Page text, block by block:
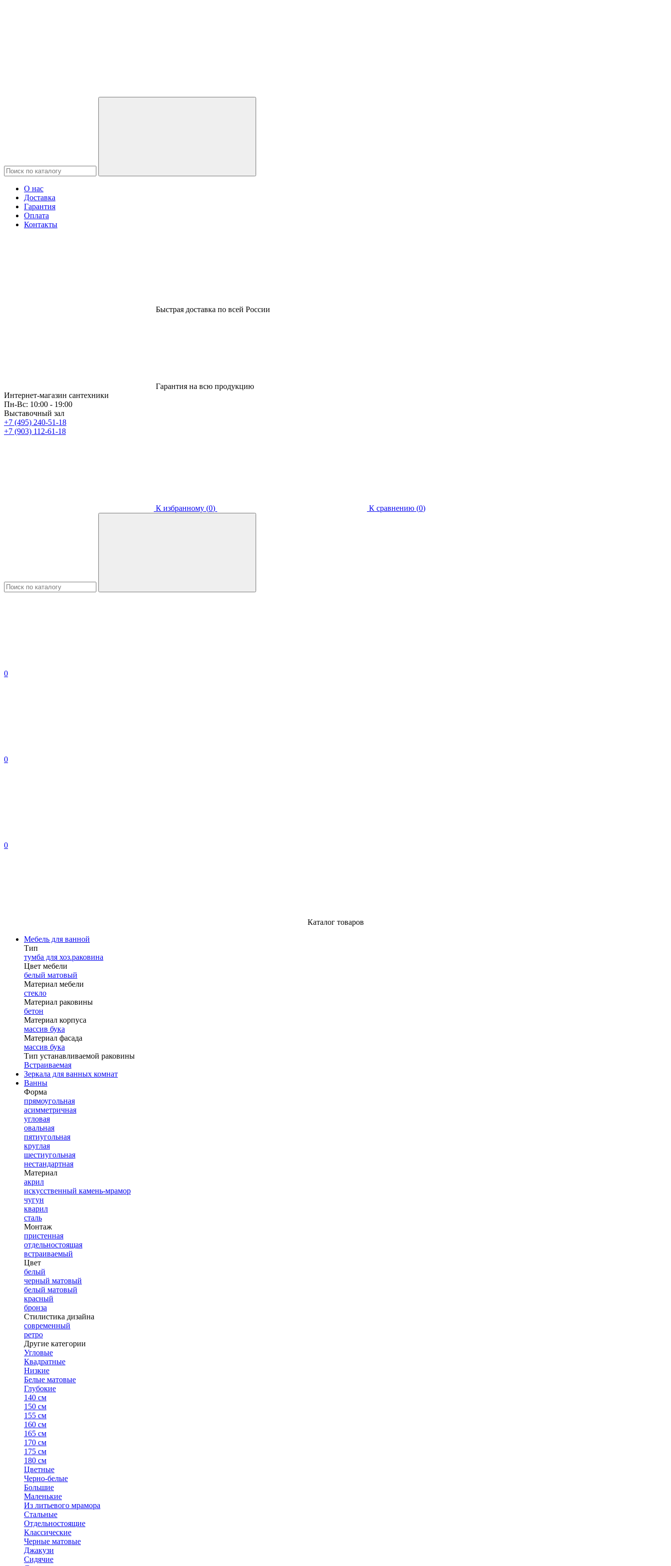
О нас
Доставка
Гарантия
Оплата
Контакты
Быстрая доставка по всей России
Гарантия на всю продукцию
Интернет-магазин сантехники
Пн-Вс: 10:00 - 19:00
Выставочный зал
+7 (495) 240-51-18
+7 (903) 112-61-18
К избранному (0) К сравнению (0)
0
0
0
Каталог товаров
Мебель для ванной
Тип
тумба для хоз.раковина
Цвет мебели
белый матовый
Материал мебели
стекло
Материал раковины
бетон
Материал корпуса
массив бука
Материал фасада
массив бука
Тип устанавливаемой раковины
Встраиваемая
Зеркала для ванных комнат
Ванны
Форма
прямоугольная
асимметричная
угловая
овальная
пятиугольная
круглая
шестиугольная
нестандартная
Материал
акрил
искусственный камень-мрамор
чугун
кварил
сталь
Монтаж
пристенная
отдельностоящая
встраиваемый
Цвет
белый
черный матовый
белый матовый
красный
бронза
Стилистика дизайна
современный
ретро
Другие категории
Угловые
Квадратные
Низкие
Белые матовые
Глубокие
140 см
150 см
155 см
160 см
165 см
170 см
175 см
180 см
Цветные
Черно-белые
Большие
Маленькие
Из литьевого мрамора
Стальные
Отдельностоящие
Классические
Черные матовые
Джакузи
Сидячие